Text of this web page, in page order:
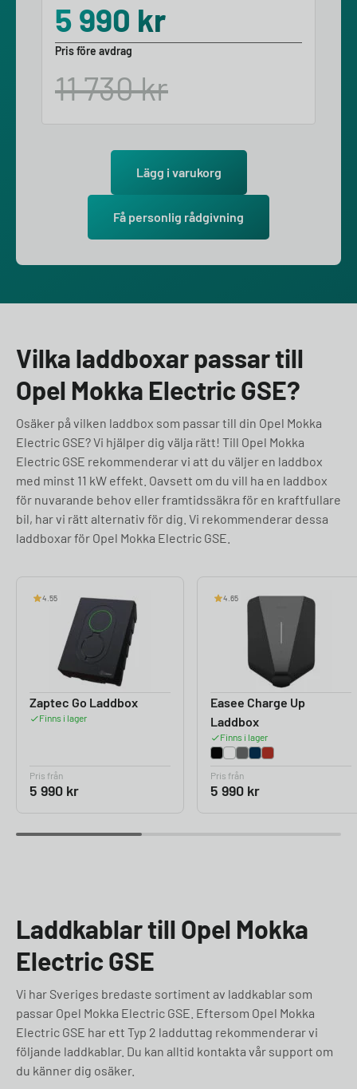
5 990 kr
Pris före avdrag
11 730kr
Lägg i varukorg
Få personlig rådgivning
Vilka laddboxar passar till
Opel Mokka Electric GSE?
Osäker på vilken laddbox som passar till din Opel Mokka
Electric GSE? Vi hjälper dig välja rätt! Till Opel Mokka
Electric GSE rekommenderar vi att du väljer en laddbox
med minst 11 kW effekt. Oavsett om du vill ha en laddbox
för nuvarande behov eller framtidssäkra för en kraftfullare
bil, har vi rätt alternativ för dig. Vi rekommenderar dessa
laddboxar för Opel Mokka Electric GSE.
4.55
Zaptec Go Laddbox
Finns i lager
Pris från
5 990 kr
4.65
Easee Charge Up
Laddbox
Finns i lager
Pris från
5 990 kr
Laddkablar till Opel Mokka
Electric GSE
Vi har Sveriges bredaste sortiment av laddkablar som
passar Opel Mokka Electric GSE. Eftersom Opel Mokka
Electric GSE har ett Typ 2 ladduttag rekommenderar vi
följande laddkablar. Du kan alltid kontakta vår support om
du känner dig osäker.